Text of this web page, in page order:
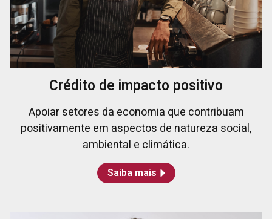
Crédito de impacto positivo
Apoiar setores da economia que contribuam
positivamente em aspectos de natureza social,
ambiental e climática.
Saiba mais